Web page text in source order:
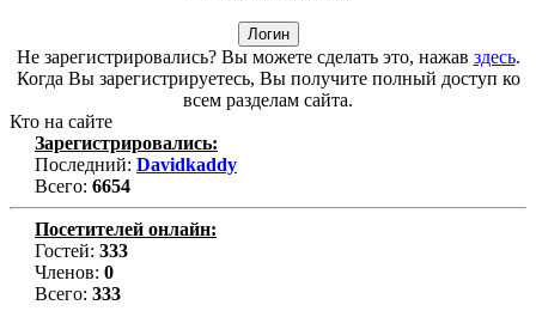
Не зарегистрировались? Вы можете сделать это, нажав здесь.
Когда Вы зарегистрируетесь, Вы получите полный доступ ко
всем разделам сайта.
Кто на сайте
Зарегистрировались:
Последний: Davidkaddy
Всего: 6654
Посетителей онлайн:
Гостей: 333
Членов: 0
Всего: 333